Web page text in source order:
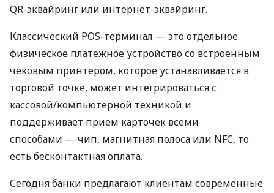
QR-эквайринг или интернет-эквайринг.
Классический POS-терминал — это отдельное
физическое платежное устройство со встроенным
чековым принтером, которое устанавливается в
торговой точке, может интегрироваться с
кассовой/компьютерной техникой и
поддерживает прием карточек всеми
способами — чип, магнитная полоса или NFC, то
есть бесконтактная оплата.
Сегодня банки предлагают клиентам современные